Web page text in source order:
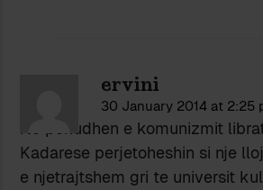
ervini
30 January 2014 at 2:25
Ne periudhen e komunizmit
Kadarese perjetoheshin si nje
e njetrajtshem gri te universit